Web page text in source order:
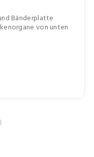
Bänderplatte
von unten